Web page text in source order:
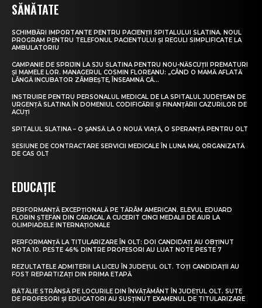
SĂNĂTATE
SCHIMBĂRI IMPORTANTE PENTRU PACIENȚII SPITALULUI SLATINA. NOUL
PROGRAM PENTRU TELEFONUL PACIENTULUI ȘI REGULI SIMPLIFICATE LA
AMBULATORIU
CAMPANIE DE SPRIJIN LA SJU SLATINA PENTRU NOU-NĂSCUȚII PREMATURI
ȘI MAMELE LOR. MANAGERUL COSMIN FLOREANU: „CÂND O MAMĂ AFLATĂ
LÂNGĂ INCUBATOR ZÂMBEȘTE, ÎNSEAMNĂ CĂ...
INSTRUIRE PENTRU PERSONALUL MEDICAL DE LA SPITALUL JUDEȚEAN DE
URGENȚĂ SLATINA ÎN DOMENIUL CODIFICĂRII ȘI FINANȚĂRII CAZURILOR DE
ACUȚI
SPITALUL SLATINA – O ȘANSĂ LA O NOUĂ VIAȚĂ, O SPERANȚĂ PENTRU OLT
SESIUNE DE CONTRACTARE SERVICII MEDICALE ÎN LUNA MAI, ORGANIZATĂ
DE CAS OLT
EDUCAȚIE
PERFORMANȚĂ EXCEPȚIONALĂ PE TĂRÂM AMERICAN. ELEVUL EDUARD
FLORIN ȘTEFAN DIN CARACAL A CUCERIT CINCI MEDALII DE AUR LA
OLIMPIADELE INTERNAȚIONALE
PERFORMANȚĂ LA TITULARIZARE ÎN OLT: DOI CANDIDAȚI AU OBȚINUT
NOTA 10. PESTE 46% DINTRE PROFESORI AU LUAT NOTE PESTE 7
REZULTATELE ADMITERII LA LICEU ÎN JUDEȚUL OLT. TOȚI CANDIDAȚII AU
FOST REPARTIZAȚI DIN PRIMA ETAPĂ
BĂTĂLIE STRÂNSĂ PE LOCURILE DIN ÎNVĂȚĂMÂNT ÎN JUDEȚUL OLT. SUTE
DE PROFESORI ȘI EDUCATORI AU SUSȚINUT EXAMENUL DE TITULARIZARE